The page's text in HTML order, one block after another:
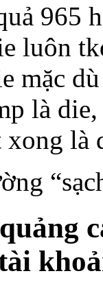
965
luôn
mặc
là
xong là